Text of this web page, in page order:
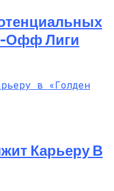
Офф Лиги
Карьеру В